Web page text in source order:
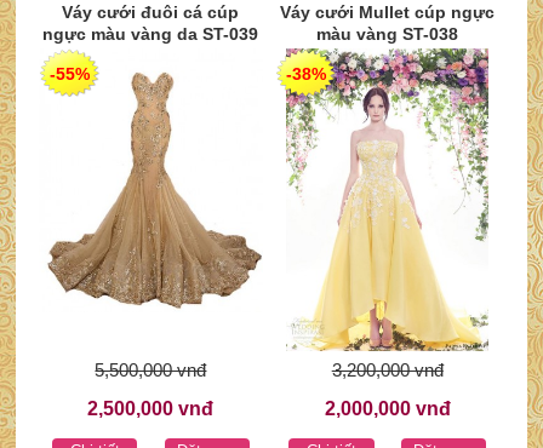
Váy cưới đuôi cá cúp
ngực màu vàng da ST-039
-55%
5,500,000 vnđ
2,500,000 vnđ
Váy cưới Mullet cúp ngực
màu vàng ST-038
-38%
3,200,000 vnđ
2,000,000 vnđ